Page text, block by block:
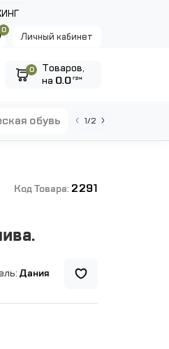
Личный кабинет
0
0
Tоваров,
на 0.0грн
обувь 1/2
Код Товара: 2291
Дания